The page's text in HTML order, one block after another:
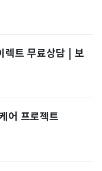
렉트 무료상담 | 보
어 프로젝트